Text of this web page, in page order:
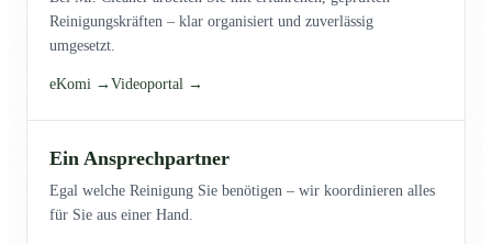
Reinigungskräften – klar organisiert und zuverlässig
umgesetzt.
eKomi → Videoportal →
Ein Ansprechpartner
Egal welche Reinigung Sie benötigen – wir koordinieren alles
für Sie aus einer Hand.